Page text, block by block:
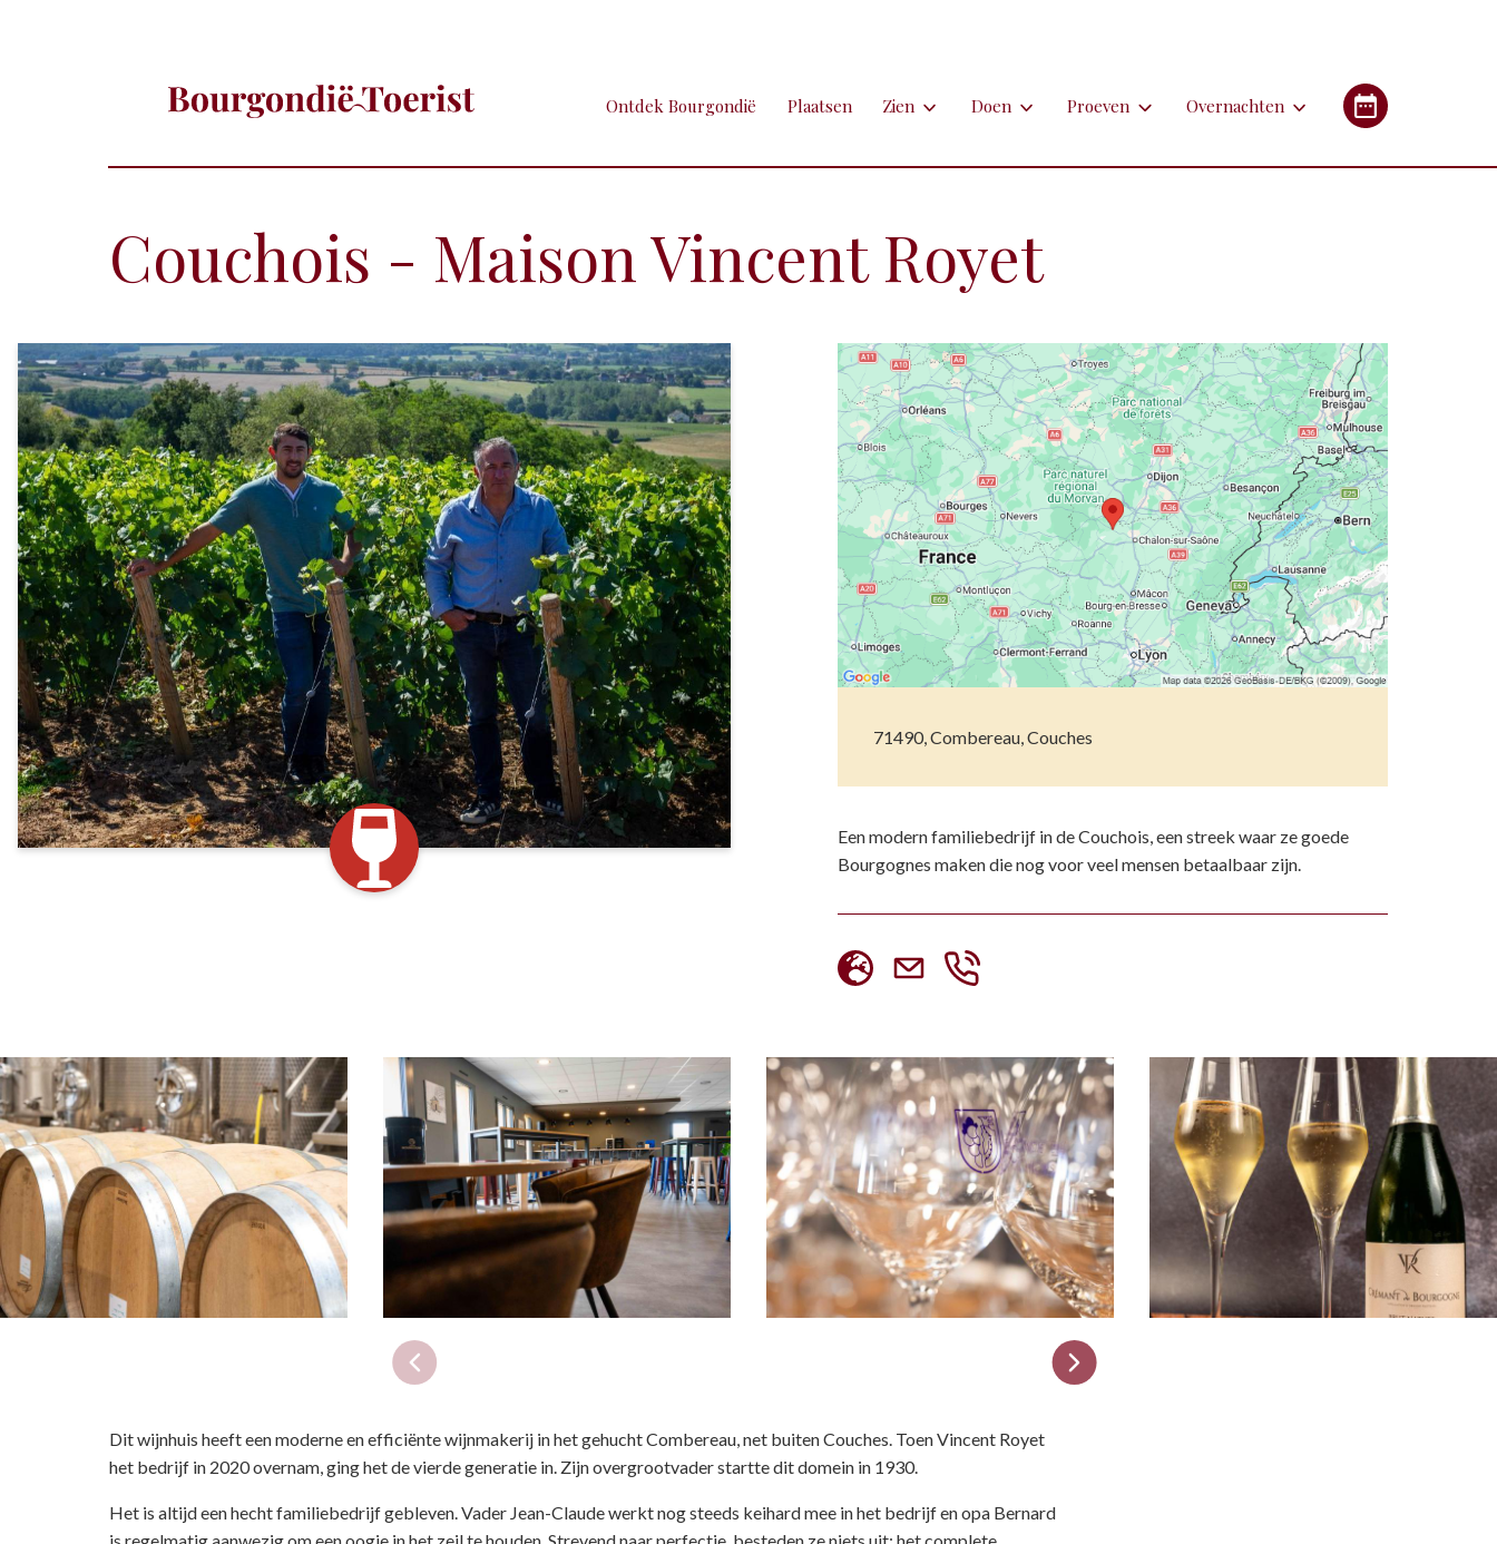
Ontdek Bourgondië Plaatsen Zien
Brocante
Hospitaals en apotheken
Kastelen en gebouwen
Kunst
Markten
Musea
Natuur(parken)
Opgravingen en resten
Pretparken en dierentuinen
Doen
Golfen
Nederlandstalige rondleiding of excursie
Spoorfiets of (weg)treintje nemen
Toeren met de auto
Uitstapjes met dieren
Voetsporen volgen
Wandelen
Zwemmen
Proeven
Restaurants
Streekgerechten
Streekproducten
Wijnen
Overnachten
Gîtes (vakantiehuizen)
Couchois - Maison Vincent Royet
71490, Combereau, Couches
Een modern familiebedrijf in de Couchois, een streek waar ze goede
Bourgognes maken die nog voor veel mensen betaalbaar zijn.
Dit wijnhuis heeft een moderne en efficiënte wijnmakerij in het gehucht Combereau, net buiten Couches. Toen Vincent Royet
het bedrijf in 2020 overnam, ging het de vierde generatie in. Zijn overgrootvader startte dit domein in 1930.
Het is altijd een hecht familiebedrijf gebleven. Vader Jean-Claude werkt nog steeds keihard mee in het bedrijf en opa Bernard